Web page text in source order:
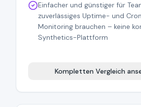
Einfacher und günstiger für
zuverlässiges Uptime- und
Monitoring brauchen – keine
Synthetics-Plattform
Kompletten Vergleich